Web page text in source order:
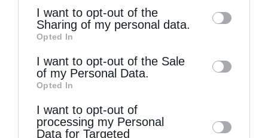
information by third parties on the IAB’s list
of downstream participants. This
information may also be disclosed by us to
third parties on theIAB’s List of
Downstream Participants
disclose it to other third parties.
I want to opt-out of the
Sharing of my personal data.
Opted In
I want to opt-out of the Sale
of my Personal Data.
Opted In
I want to opt-out of
processing my Personal
Data for Targeted